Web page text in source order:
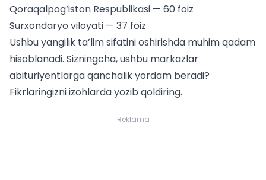
Qoraqalpog‘iston Respublikasi — 60 foiz
Surxondaryo viloyati — 37 foiz
Ushbu yangilik ta’lim sifatini oshirishda muhim qadam
hisoblanadi. Sizningcha, ushbu markazlar
abituriyentlarga qanchalik yordam beradi?
Fikrlaringizni izohlarda yozib qoldiring.
Reklama